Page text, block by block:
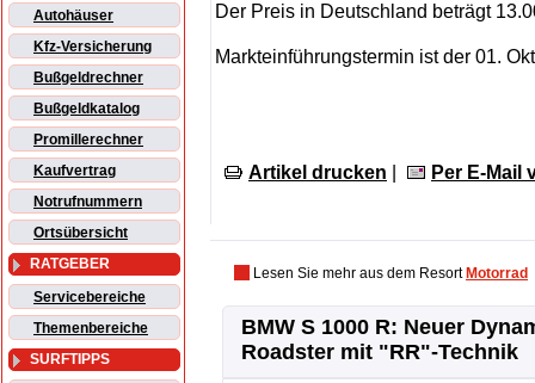
Autohäuser
Kfz-Versicherung
Bußgeldrechner
Bußgeldkatalog
Promillerechner
Kaufvertrag
Notrufnummern
Ortsübersicht
RATGEBER
Servicebereiche
Themenbereiche
SURFTIPPS
Der Preis in Deutschland beträgt
Markteinführungstermin ist der 01.
Artikel drucken Per E-Mail
Lesen Sie mehr aus dem Resort Motorrad
BMW S 1000 R: Neuer
Roadster mit "RR"-Technik